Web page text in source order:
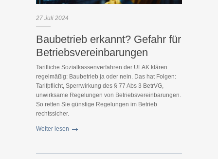
27 Juli 2024
Baubetrieb erkannt? Gefahr für
Betriebsvereinbarungen
Tarifliche Sozialkassenverfahren der ULAK klären
regelmäßig: Baubetrieb ja oder nein. Das hat Folgen:
Tarifpflicht, Sperrwirkung des § 77 Abs 3 BetrVG,
unwirksame Regelungen von Betriebsvereinbarungen.
So retten Sie günstige Regelungen im Betrieb
rechtssicher.
Weiter lesen